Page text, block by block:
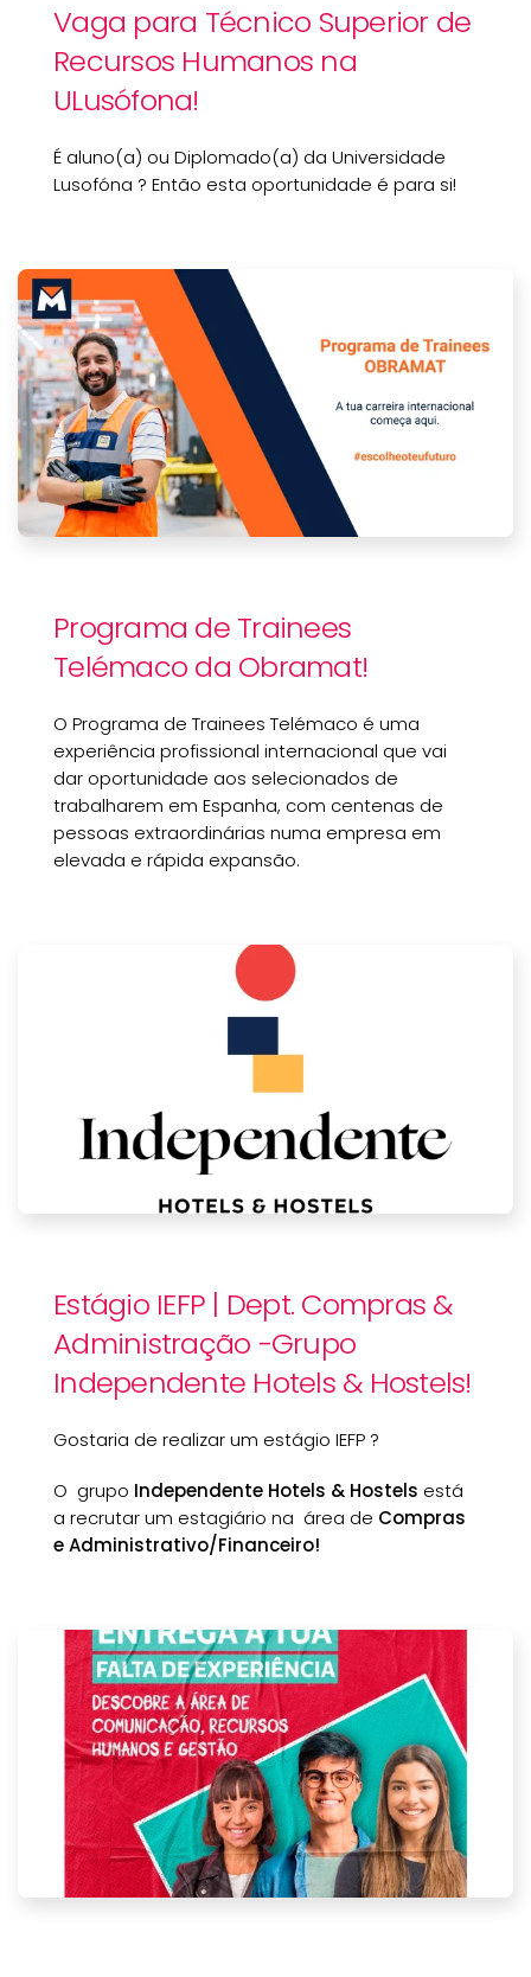
Vaga para Técnico Superior de
Recursos Humanos na
ULusófona!
É aluno(a) ou Diplomado(a) da Universidade
Lusofóna ? Então esta oportunidade é para si!
Programa de Trainees
Telémaco da Obramat!
O Programa de Trainees Telémaco é uma
experiência profissional internacional que vai
dar oportunidade aos selecionados de
trabalharem em Espanha, com centenas de
pessoas extraordinárias numa empresa em
elevada e rápida expansão.
Estágio IEFP | Dept. Compras &
Administração -Grupo
Independente Hotels & Hostels!
Gostaria de realizar um estágio IEFP ?
O grupo Independente Hotels & Hostels está
a recrutar um estagiário na área de Compras
e Administrativo/Financeiro!